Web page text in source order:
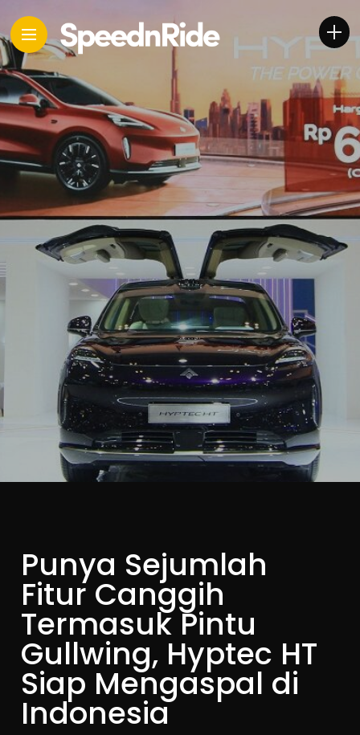
Punya Sejumlah
Fitur Canggih
Termasuk Pintu
Gullwing, Hyptec HT
Siap Mengaspal di
Indonesia